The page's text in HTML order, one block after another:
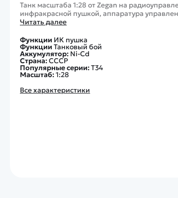
Танк масштаба 1:28 от Zegan на
инфракрасной пушкой, аппаратура
Читать далее
Функции ИК пушка
Функции Танковый бой
Аккумулятор: Ni-Cd
Страна:СССР
Популярные серии:Т34
Масштаб:1:28
Все характеристики